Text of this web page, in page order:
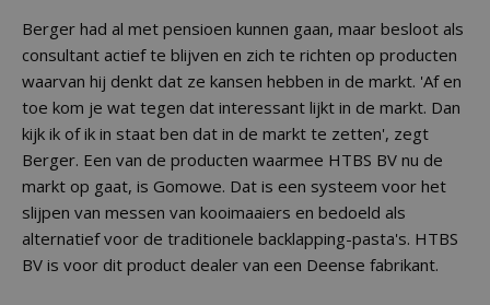
Berger had al met pensioen kunnen gaan, maar besloot als
consultant actief te blijven en zich te richten op producten
waarvan hij denkt dat ze kansen hebben in de markt. 'Af en
toe kom je wat tegen dat interessant lijkt in de markt. Dan
kijk ik of ik in staat ben dat in de markt te zetten', zegt
Berger. Een van de producten waarmee HTBS BV nu de
markt op gaat, is Gomowe. Dat is een systeem voor het
slijpen van messen van kooimaaiers en bedoeld als
alternatief voor de traditionele backlapping-pasta's. HTBS
BV is voor dit product dealer van een Deense fabrikant.